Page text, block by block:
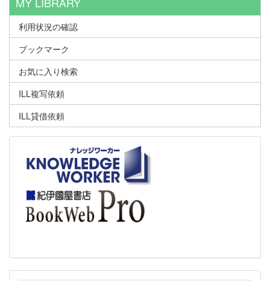
利用状況の確認
ブックマーク
お気に入り検索
ILL複写依頼
ILL貸借依頼